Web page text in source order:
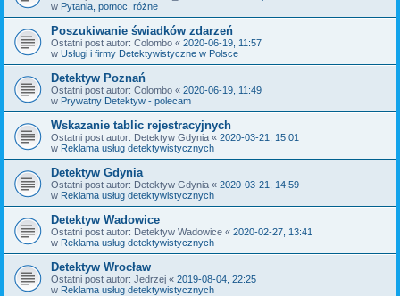
w Pytania, pomoc, różne
Poszukiwanie świadków zdarzeń
Ostatni post autor: Colombo « 2020-06-19, 11:57
w Usługi i firmy Detektywistyczne w Polsce
Detektyw Poznań
Ostatni post autor: Colombo « 2020-06-19, 11:49
w Prywatny Detektyw - polecam
Wskazanie tablic rejestracyjnych
Ostatni post autor: Detektyw Gdynia « 2020-03-21, 15:01
w Reklama usług detektywistycznych
Detektyw Gdynia
Ostatni post autor: Detektyw Gdynia « 2020-03-21, 14:59
w Reklama usług detektywistycznych
Detektyw Wadowice
Ostatni post autor: Detektyw Wadowice « 2020-02-27, 13:41
w Reklama usług detektywistycznych
Detektyw Wrocław
Ostatni post autor: Jedrzej « 2019-08-04, 22:25
w Reklama usług detektywistycznych